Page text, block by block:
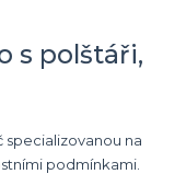
s polštáři,
specializovanou na
podmínkami.